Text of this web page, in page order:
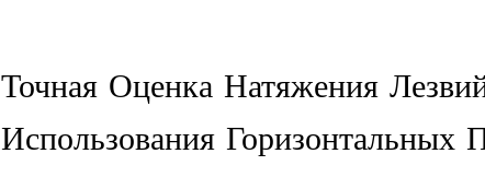
Точная Оценка Натяжения
Использования Горизонтальных